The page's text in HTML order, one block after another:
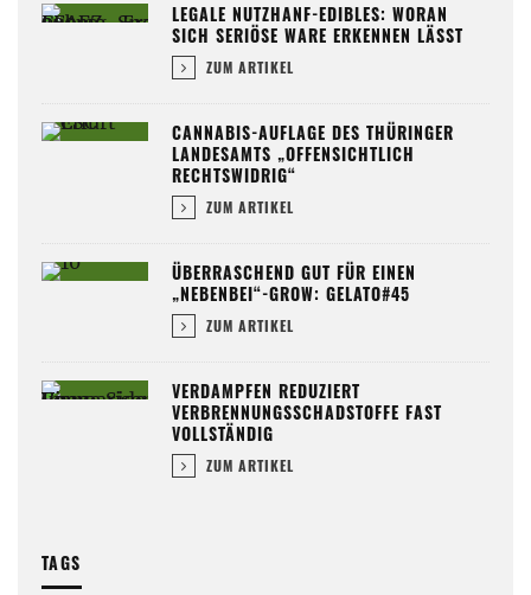
LEGALE NUTZHANF-EDIBLES: WORAN
SICH SERIÖSE WARE ERKENNEN LÄSST
ZUM ARTIKEL
CANNABIS-AUFLAGE DES THÜRINGER
LANDESAMTS „OFFENSICHTLICH
RECHTSWIDRIG“
ZUM ARTIKEL
ÜBERRASCHEND GUT FÜR EINEN
„NEBENBEI“-GROW: GELATO#45
ZUM ARTIKEL
VERDAMPFEN REDUZIERT
VERBRENNUNGSSCHADSTOFFE FAST
VOLLSTÄNDIG
ZUM ARTIKEL
TAGS